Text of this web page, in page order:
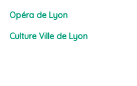
Opéra de Lyon
Culture Ville de Lyon